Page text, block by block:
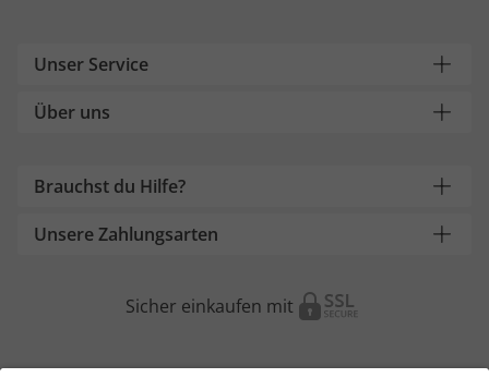
Unser Service
Über uns
Brauchst du Hilfe?
Unsere Zahlungsarten
Sicher einkaufen mit